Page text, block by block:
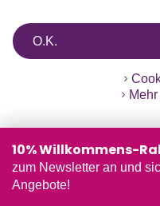
O.K.
10% Willkommens-
zum Newsletter an und
Angebote!